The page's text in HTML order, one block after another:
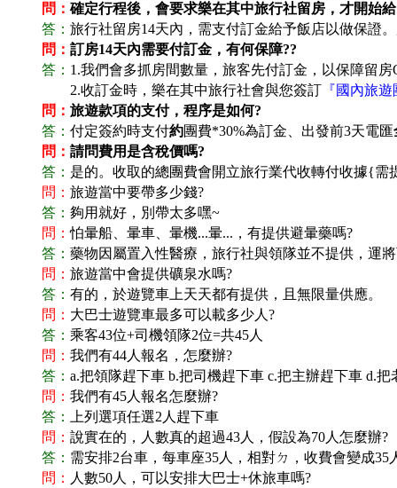
問： 確定行程後，會要求樂在其中旅行社留房，才開始
答： 旅行社留房14天內，需支付訂金給予飯店以做保證
問： 訂房14天內需要付訂金，有何保障??
答： 1.我們會多抓房間數量，旅客先付訂金，以保障留
2.收訂金時，樂在其中旅行社會與您簽訂 『國內旅
問： 旅遊款項的支付，程序是如何?
答： 付定簽約時支付約團費*30%為訂金、出發前3天電匯
問： 請問費用是含稅價嗎?
答： 是的。收取的總團費會開立旅行業代收轉付收據{
問： 旅遊當中要帶多少錢?
答： 夠用就好，別帶太多嘿~
問：怕暈船、暈車、暈機...暈...，有提供避暈藥嗎?
答： 藥物因屬置入性醫療，旅行社與領隊並不提供，運
問： 旅遊當中會提供礦泉水嗎?
答： 有的，於遊覽車上天天都有提供，且無限量供應。
問： 大巴士遊覽車最多可以載多少人?
答： 乘客43位+司機領隊2位=共45人
問： 我們有44人報名，怎麼辦?
答： a.把領隊趕下車 b.把司機趕下車 c.把主辦趕下車 d.
問： 我們有45人報名怎麼辦?
答：
上列選項任選2人趕下車
問： 說實在的，人數真的超過43人，假設為70人怎麼辦?
答： 需安排2台車，每車座35人，相對ㄉ，收費會變成
問： 人數50人，可以安排大巴士+休旅車嗎?